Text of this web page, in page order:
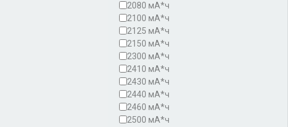
2080 мА*ч
2100 мА*ч
2125 мА*ч
2150 мА*ч
2300 мА*ч
2410 мА*ч
2430 мА*ч
2440 мА*ч
2460 мА*ч
2500 мА*ч